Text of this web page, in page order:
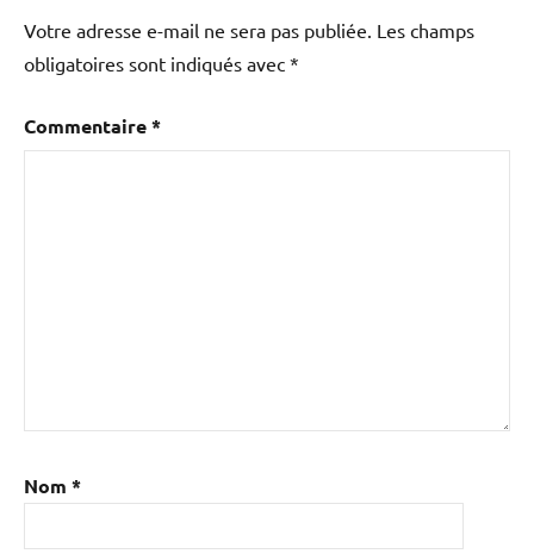
Votre adresse e-mail ne sera pas publiée. Les champs
obligatoires sont indiqués avec *
Commentaire*
Nom *